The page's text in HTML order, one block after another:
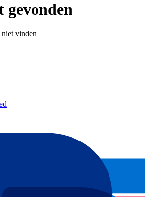
gevonden
vinden